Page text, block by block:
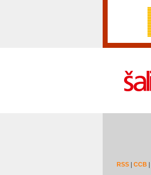
RSS| CCB